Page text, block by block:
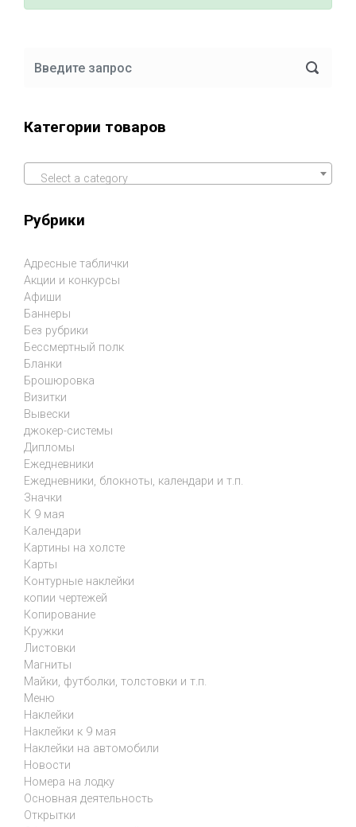
Категории товаров
Select a category
Рубрики
Адресные таблички
Акции и конкурсы
Афиши
Баннеры
Без рубрики
Бессмертный полк
Бланки
Брошюровка
Визитки
Вывески
джокер-системы
Дипломы
Ежедневники
Ежедневники, блокноты, календари и т.п.
Значки
К 9 мая
Календари
Картины на холсте
Карты
Контурные наклейки
копии чертежей
Копирование
Кружки
Листовки
Магниты
Майки, футболки, толстовки и т.п.
Меню
Наклейки
Наклейки к 9 мая
Наклейки на автомобили
Новости
Номера на лодку
Основная деятельность
Открытки